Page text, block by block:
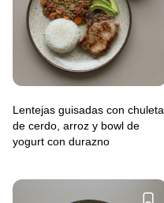
Lentejas guisadas con chuleta
de cerdo, arroz y bowl de
yogurt con durazno